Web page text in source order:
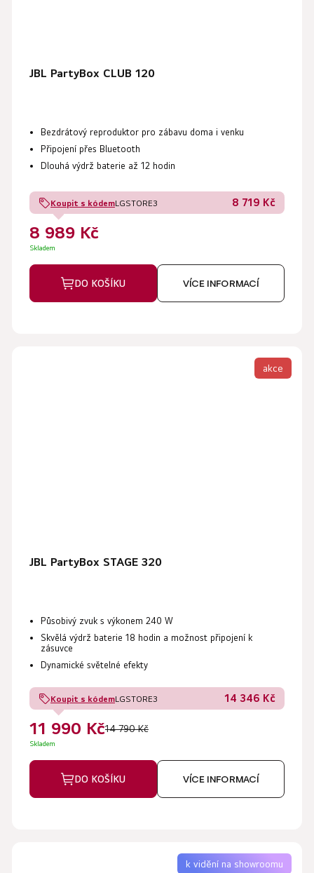
JBL PartyBox CLUB 120
Bezdrátový reproduktor pro zábavu doma i venku
Připojení přes Bluetooth
Dlouhá výdrž baterie až 12 hodin
Koupit s kódemLGSTORE3 8 719 Kč
8 989 Kč
Skladem
DO KOŠÍKU VÍCE INFORMACÍ
akce
JBL PartyBox STAGE 320
Působivý zvuk s výkonem 240 W
Skvělá výdrž baterie 18 hodin a možnost připojení k
zásuvce
Dynamické světelné efekty
Koupit s kódemLGSTORE3 14 346 Kč
11 990 Kč14 790 Kč
Skladem
DO KOŠÍKU VÍCE INFORMACÍ
k vidění na showroomu